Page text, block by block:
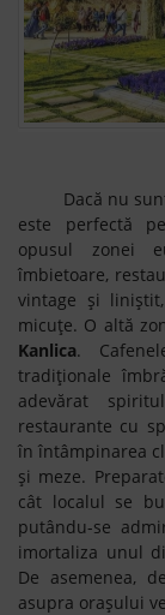
Dacă nu
este perfectă
opusul zonei
îmbietoare,
vintage și
micuțe. O altă
Kanlica.
tradiționale
adevărat
restaurante cu
în întâmpinarea
și meze.
cât localul se
putându-se
imortaliza unul
De asemenea,
asupra orașului